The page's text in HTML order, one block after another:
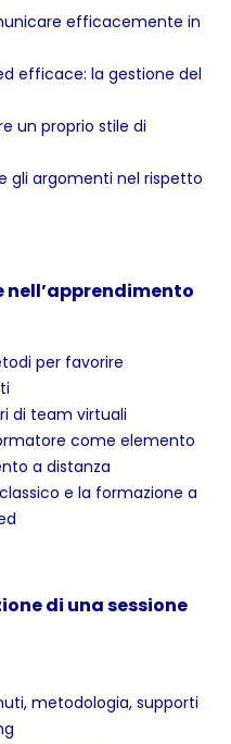
efficacemente in
efficace: la gestione del
un proprio stile di
gli argomenti nel rispetto
per favorire
di team virtuali
come elemento
a distanza
e la formazione a
di una sessione
metodologia, supporti